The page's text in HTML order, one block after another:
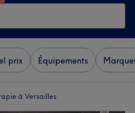
prix Équipements
à Versailles